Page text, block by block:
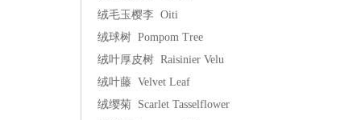
绒毛玉樱李 Oiti
绒球树 Pompom Tree
绒叶厚皮树 Raisinier Velu
绒叶藤 Velvet Leaf
绒缨菊 Scarlet Tasselflower